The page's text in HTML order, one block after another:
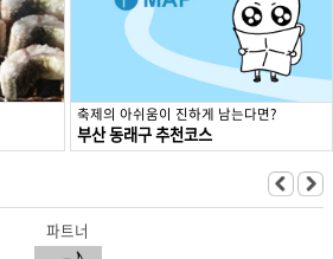
축제의 아쉬움이 진하게 남는다면?
부산 동래구 추천코스
파트너